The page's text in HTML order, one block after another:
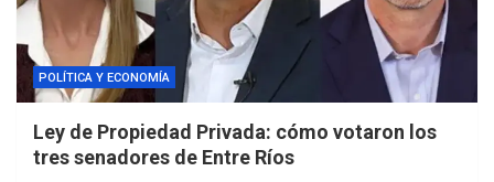
POLÍTICA Y ECONOMÍA
Ley de Propiedad Privada: cómo votaron los
tres senadores de Entre Ríos